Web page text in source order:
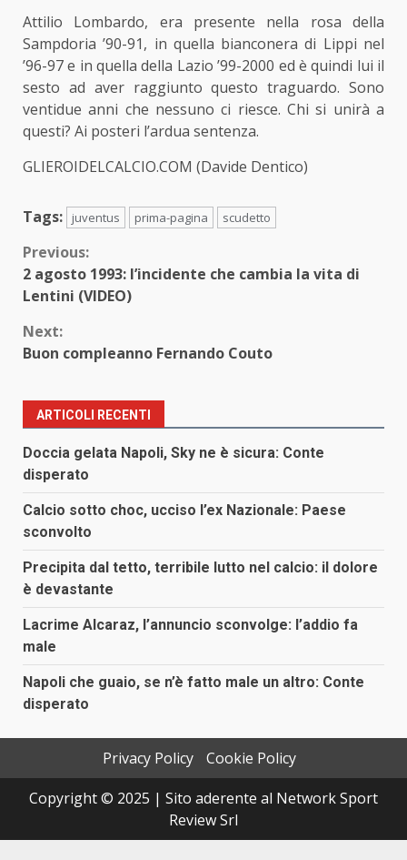
Attilio Lombardo, era presente nella rosa della
Sampdoria ’90-91, in quella bianconera di Lippi nel
’96-97 e in quella della Lazio ’99-2000 ed è quindi lui il
sesto ad aver raggiunto questo traguardo. Sono
ventidue anni che nessuno ci riesce. Chi si unirà a
questi? Ai posteri l’ardua sentenza.
GLIEROIDELCALCIO.COM (Davide Dentico)
Tags: juventus prima-pagina scudetto
Continue
Reading
Previous:
2 agosto 1993: l’incidente che cambia la vita di
Lentini (VIDEO)
Next:
Buon compleanno Fernando Couto
ARTICOLI RECENTI
Doccia gelata Napoli, Sky ne è sicura: Conte
disperato
Calcio sotto choc, ucciso l’ex Nazionale: Paese
sconvolto
Precipita dal tetto, terribile lutto nel calcio: il dolore
è devastante
Lacrime Alcaraz, l’annuncio sconvolge: l’addio fa
male
Napoli che guaio, se n’è fatto male un altro: Conte
disperato
Privacy Policy
Cookie Policy
Copyright © 2025 | Sito aderente al Network Sport
Review Srl